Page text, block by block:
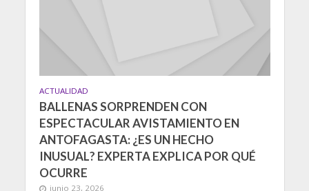
ACTUALIDAD
BALLENAS SORPRENDEN CON
ESPECTACULAR AVISTAMIENTO EN
ANTOFAGASTA: ¿ES UN HECHO
INUSUAL? EXPERTA EXPLICA POR QUÉ
OCURRE
junio 23, 2026